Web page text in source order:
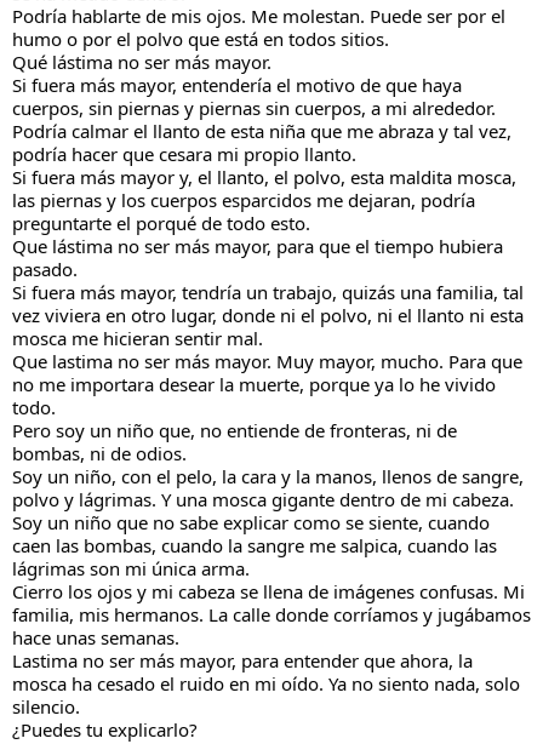
Podría hablarte de mis ojos. Me molestan. Puede ser por el
humo o por el polvo que está en todos sitios.
Qué lástima no ser más mayor.
Si fuera más mayor, entendería el motivo de que haya
cuerpos, sin piernas y piernas sin cuerpos, a mi alrededor.
Podría calmar el llanto de esta niña que me abraza y tal vez,
podría hacer que cesara mi propio llanto.
Si fuera más mayor y, el llanto, el polvo, esta maldita mosca,
las piernas y los cuerpos esparcidos me dejaran, podría
preguntarte el porqué de todo esto.
Que lástima no ser más mayor, para que el tiempo hubiera
pasado.
Si fuera más mayor, tendría un trabajo, quizás una familia, tal
vez viviera en otro lugar, donde ni el polvo, ni el llanto ni esta
mosca me hicieran sentir mal.
Que lastima no ser más mayor. Muy mayor, mucho. Para que
no me importara desear la muerte, porque ya lo he vivido
todo.
Pero soy un niño que, no entiende de fronteras, ni de
bombas, ni de odios.
Soy un niño, con el pelo, la cara y la manos, llenos de sangre,
polvo y lágrimas. Y una mosca gigante dentro de mi cabeza.
Soy un niño que no sabe explicar como se siente, cuando
caen las bombas, cuando la sangre me salpica, cuando las
lágrimas son mi única arma.
Cierro los ojos y mi cabeza se llena de imágenes confusas. Mi
familia, mis hermanos. La calle donde corríamos y jugábamos
hace unas semanas.
Lastima no ser más mayor, para entender que ahora, la
mosca ha cesado el ruido en mi oído. Ya no siento nada, solo
silencio.
¿Puedes tu explicarlo?